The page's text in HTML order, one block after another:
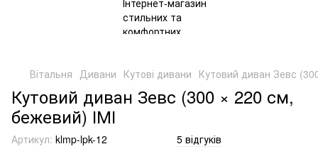
Вітальня Дивани Кутові дивани Кутовий диван Зевс
Кутовий диван Зевс (300 × 220 см,
бежевий) ІМІ
Артикул: klmp-lpk-12 5 відгуків